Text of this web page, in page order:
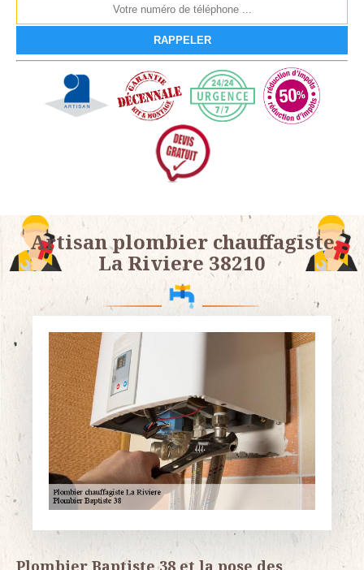
Artisan plombier chauffagiste
La Riviere 38210
Plombier Baptiste 38 et la pose des